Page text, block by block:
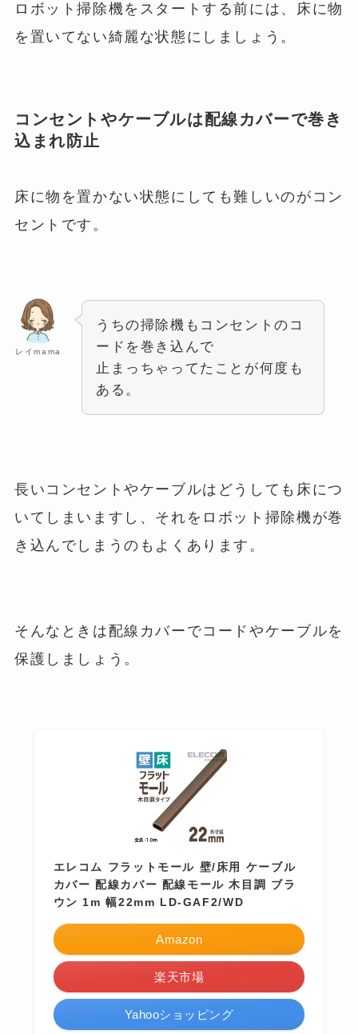
ロボット掃除機をスタートする前には、床に物
を置いてない綺麗な状態にしましょう。
コンセントやケーブルは配線カバーで巻き
込まれ防止
床に物を置かない状態にしても難しいのがコン
セントです。
レイmama
うちの掃除機もコンセントのコ
ードを巻き込んで
止まっちゃってたことが何度も
ある。
長いコンセントやケーブルはどうしても床につ
いてしまいますし、それをロボット掃除機が巻
き込んでしまうのもよくあります。
そんなときは配線カバーでコードやケーブルを
保護しましょう。
エレコム フラットモール 壁/床用 ケーブル
カバー 配線カバー 配線モール 木目調 ブラ
ウン 1m 幅22mm LD-GAF2/WD
Amazon
楽天市場
Yahooショッピング